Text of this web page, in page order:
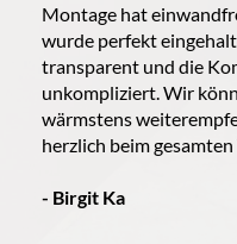
Montage hat
wurde perfekt
transparent und die
unkompliziert. Wir
wärmstens
herzlich beim gesamten
- Birgit Ka